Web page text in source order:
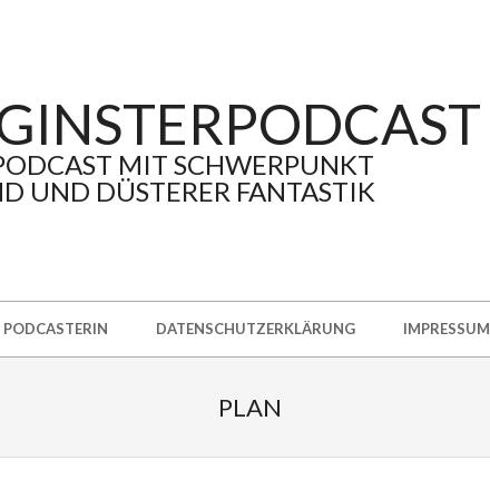
MIT SCHWERPUNKT
UND DÜSTERER FANTASTIK
PODCASTERIN DATENSCHUTZERKLÄRUNG IMPRESSUM
PLAN